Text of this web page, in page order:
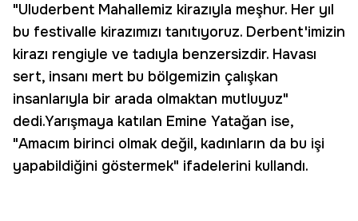
"Uluderbent Mahallemiz kirazıyla meşhur. Her yıl
bu festivalle kirazımızı tanıtıyoruz. Derbent'imizin
kirazı rengiyle ve tadıyla benzersizdir. Havası
sert, insanı mert bu bölgemizin çalışkan
insanlarıyla bir arada olmaktan mutluyuz"
dedi.Yarışmaya katılan Emine Yatağan ise,
"Amacım birinci olmak değil, kadınların da bu işi
yapabildiğini göstermek" ifadelerini kullandı.